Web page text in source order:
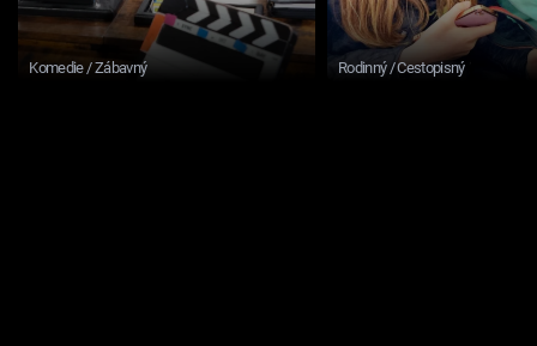
Komedie / Zábavný Rodinný / Cestopisný